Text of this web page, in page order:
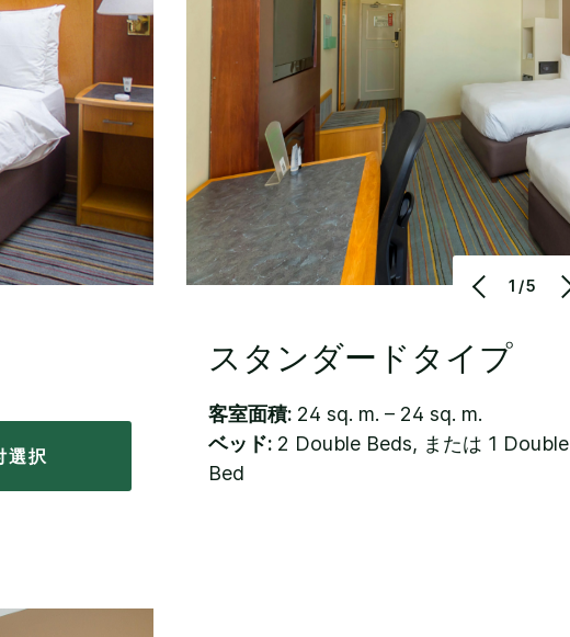
選択
1/5
スタンダードタイプ
客室面積: 24 sq. m. – 24 sq. m.
ベッド: 2 Double Beds, または 1 Double
Bed